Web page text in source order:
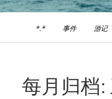
*.* 事件 游记
每月归档: